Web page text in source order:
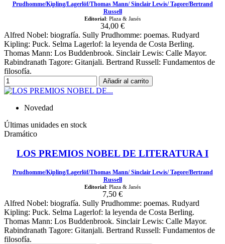
Prudhomme/Kipling/Lagerlöf/Thomas Mann/ Sinclair Lewis/ Tagore/Bertrand
Russell
Editorial: Plaza & Janés
34,00 €
Alfred Nobel: biografía. Sully Prudhomme: poemas. Rudyard
Kipling: Puck. Selma Lagerlof: la leyenda de Costa Berling.
Thomas Mann: Los Buddenbrook. Sinclair Lewis: Calle Mayor.
Rabindranath Tagore: Gitanjali. Bertrand Russell: Fundamentos de
filosofía.
Añadir al carrito
Novedad
Últimas unidades en stock
Dramático
LOS PREMIOS NOBEL DE LITERATURA I
Prudhomme/Kipling/Lagerlöf/Thomas Mann/ Sinclair Lewis/ Tagore/Bertrand
Russell
Editorial: Plaza & Janés
7,50 €
Alfred Nobel: biografía. Sully Prudhomme: poemas. Rudyard
Kipling: Puck. Selma Lagerlof: la leyenda de Costa Berling.
Thomas Mann: Los Buddenbrook. Sinclair Lewis: Calle Mayor.
Rabindranath Tagore: Gitanjali. Bertrand Russell: Fundamentos de
filosofía.